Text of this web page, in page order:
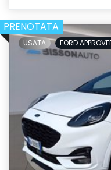
PRENOTATA
USATA FORD